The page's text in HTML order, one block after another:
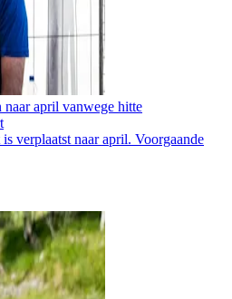
naar april vanwege hitte
verplaatst naar april. Voorgaande